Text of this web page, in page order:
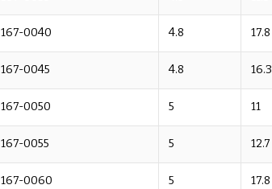
167-0040 4.8 17.8
167-0045 4.8 16.3
167-0050 5 11
167-0055 5 12.7
167-0060 5 17.8